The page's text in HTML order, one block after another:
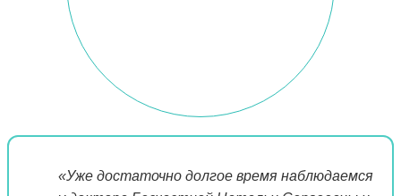
«Уже достаточно долгое время наблюдаемся